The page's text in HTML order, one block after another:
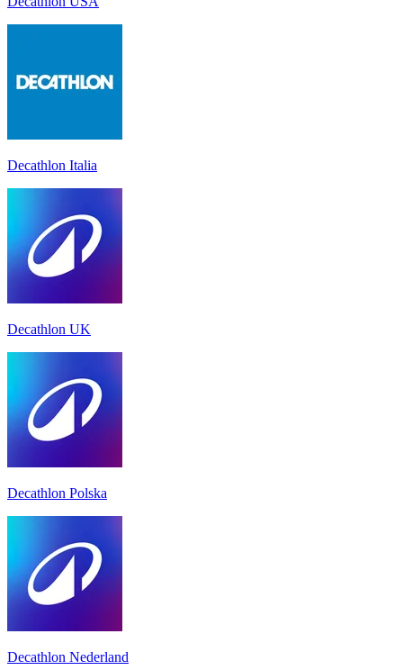
Decathlon Italia
Decathlon UK
Decathlon Polska
Decathlon Nederland